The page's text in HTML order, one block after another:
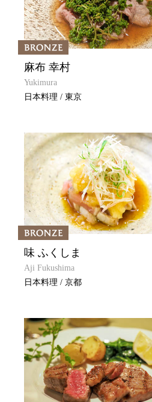
麻布 幸村
Yukimura
日本料理 / 東京
味 ふくしま
Aji Fukushima
日本料理 / 京都